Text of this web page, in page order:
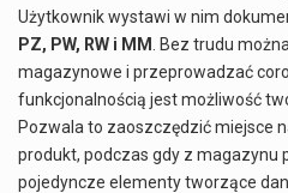
Użytkownik wystawi w nim
PZ, PW, RW i MM
. Bez trudu
magazynowe i przeprowadzać
funkcjonalnością jest możliwość
Pozwala to zaoszczędzić miejsce
produkt, podczas gdy z magazynu
pojedyncze elementy tworzące